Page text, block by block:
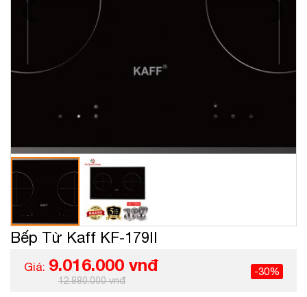
Bếp Từ Kaff KF-179II
Giá: 9.016.000 vnđ
12.880.000 vnđ
-30%